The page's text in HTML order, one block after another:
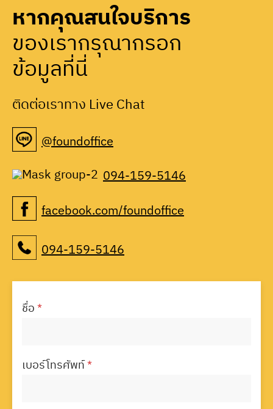
หากคุณสนใจบริการ
ของเรากรุณากรอก
ข้อมูลที่นี่
ติดต่อเราทาง Live Chat
@foundoffice
094-159-5146
facebook.com/foundoffice
094-159-5146
ชื่อ*
เบอร์โทรศัพท์*